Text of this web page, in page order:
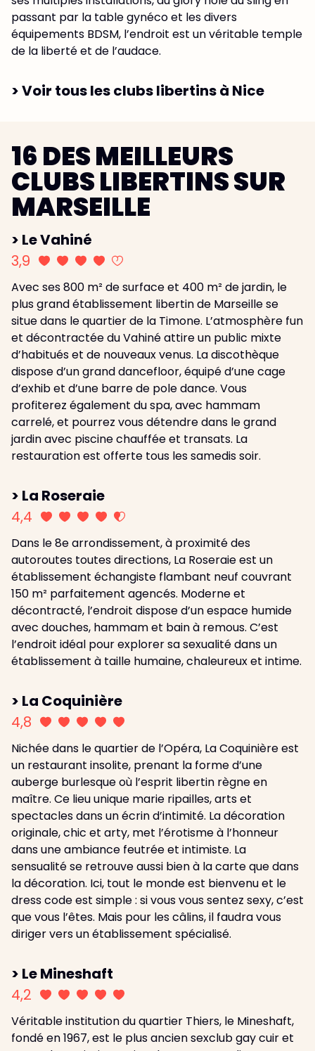
passant par la table gynéco et les divers
équipements BDSM, l’endroit est un véritable temple
de la liberté et de l’audace.
> Voir tous les clubs libertins à Nice
16 DES MEILLEURS
CLUBS LIBERTINS SUR
MARSEILLE
> Le Vahiné
3,9
Avec ses 800 m² de surface et 400 m² de jardin, le
plus grand établissement libertin de Marseille se
situe dans le quartier de la Timone. L’atmosphère fun
et décontractée du Vahiné attire un public mixte
d’habitués et de nouveaux venus. La discothèque
dispose d’un grand dancefloor, équipé d’une cage
d’exhib et d’une barre de pole dance. Vous
profiterez également du spa, avec hammam
carrelé, et pourrez vous détendre dans le grand
jardin avec piscine chauffée et transats. La
restauration est offerte tous les samedis soir.
> La Roseraie
4,4
Dans le 8e arrondissement, à proximité des
autoroutes toutes directions, La Roseraie est un
établissement échangiste flambant neuf couvrant
150 m² parfaitement agencés. Moderne et
décontracté, l’endroit dispose d’un espace humide
avec douches, hammam et bain à remous. C’est
l’endroit idéal pour explorer sa sexualité dans un
établissement à taille humaine, chaleureux et intime.
> La Coquinière
4,8
Nichée dans le quartier de l’Opéra, La Coquinière est
un restaurant insolite, prenant la forme d’une
auberge burlesque où l’esprit libertin règne en
maître. Ce lieu unique marie ripailles, arts et
spectacles dans un écrin d’intimité. La décoration
originale, chic et arty, met l’érotisme à l’honneur
dans une ambiance feutrée et intimiste. La
sensualité se retrouve aussi bien à la carte que dans
la décoration. Ici, tout le monde est bienvenu et le
dress code est simple : si vous vous sentez sexy, c’est
que vous l’êtes. Mais pour les câlins, il faudra vous
diriger vers un établissement spécialisé.
> Le Mineshaft
4,2
Véritable institution du quartier Thiers, le Mineshaft,
fondé en 1967, est le plus ancien sexclub gay cuir et